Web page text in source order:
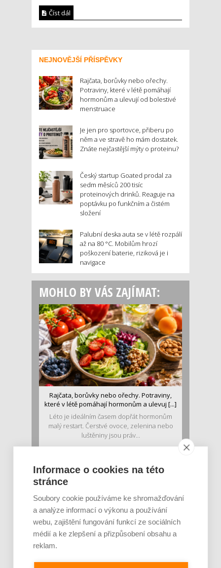
Číst dál
NEJNOVĚJŠÍ PŘÍSPĚVKY
Rajčata, borůvky nebo ořechy.
Potraviny, které v létě pomáhají
hormonům a ulevují od bolestivé
menstruace
Je jen pro sportovce, přiberu po
něm a ve stravě ho mám dostatek.
Znáte nejčastější mýty o proteinu?
Český startup Goated prodal za
sedm měsíců 200 tisíc
proteinových drinků. Reaguje na
poptávku po funkčním a čistém
složení
Palubní deska auta se v létě rozpálí
až na 80 °C. Mobilům hrozí
poškození baterie, riziková je i
navigace
MOHLO BY VÁS ZAJÍMAT:
Rajčata, borůvky nebo ořechy. Potraviny,
které v létě pomáhají hormonům a ulevuj [...]
Léto je ideálním časem dopřát hormonům
malý restart. Čerstvé ovoce, zelenina nebo
luštěniny jsou práv...
Je jen pro sportovce, přiberu po něm a ve
Informace o cookies na této
stránce
Soubory cookie používáme ke shromažďování
a analýze informací o výkonu a používání
webu, zajištění fungování funkcí ze sociálních
médií a ke zlepšení a přizpůsobení obsahu a
reklam.